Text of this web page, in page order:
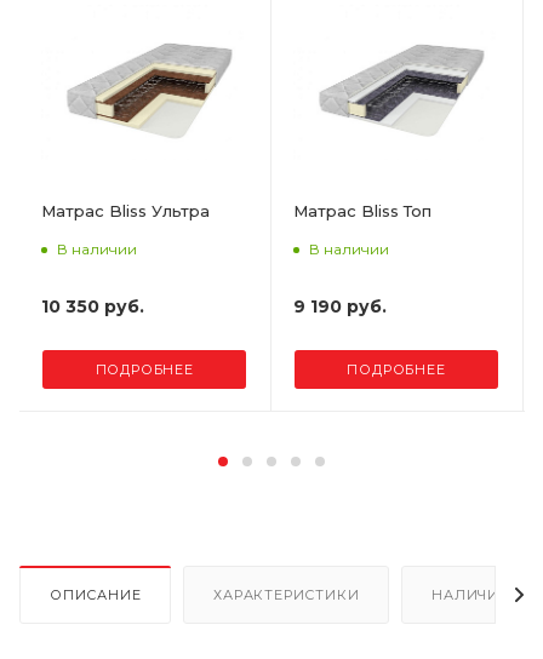
Матрас Bliss Ультра
В наличии
10 350 руб.
ПОДРОБНЕЕ
Матрас Bliss Топ
В наличии
9 190 руб.
ПОДРОБНЕЕ
ОПИСАНИЕ ХАРАКТЕРИСТИКИ НАЛИЧИЕ